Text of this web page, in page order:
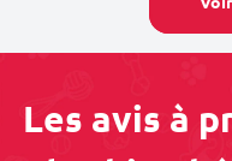
Les avis à